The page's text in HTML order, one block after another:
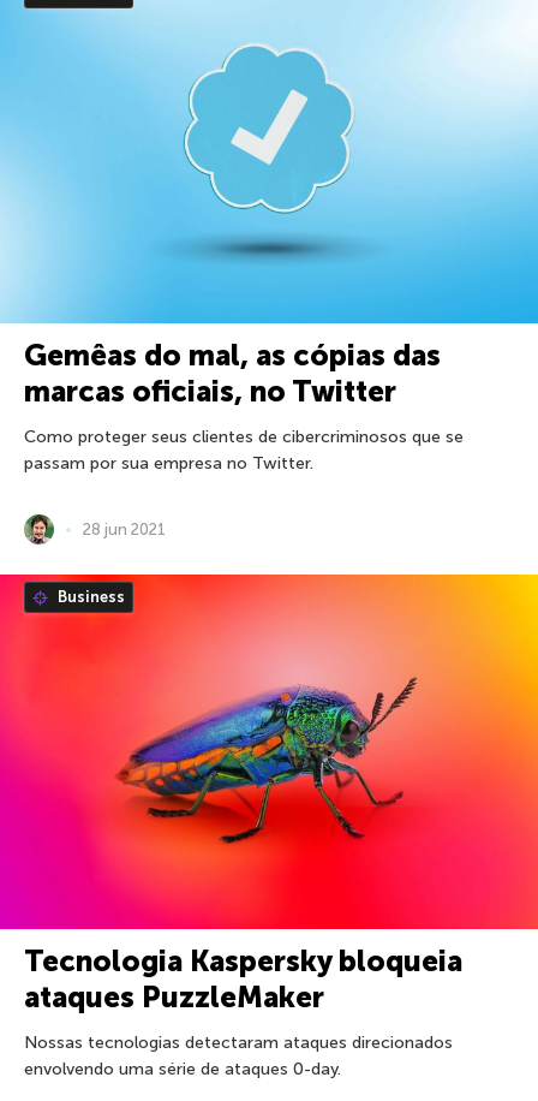
Gemêas do mal, as cópias das
marcas oficiais, no Twitter
Como proteger seus clientes de cibercriminosos que se
passam por sua empresa no Twitter.
28 jun 2021
Business
Tecnologia Kaspersky bloqueia
ataques PuzzleMaker
Nossas tecnologias detectaram ataques direcionados
envolvendo uma série de ataques 0-day.